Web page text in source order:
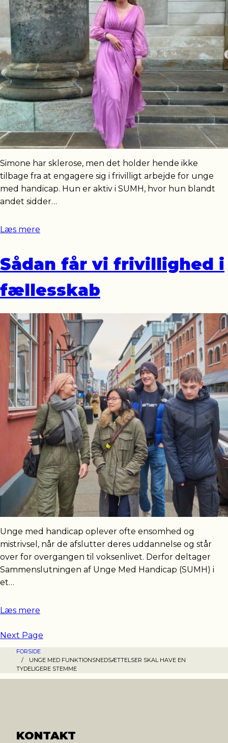
Simone har sklerose, men det holder hende ikke
tilbage fra at engagere sig i frivilligt arbejde for unge
med handicap. Hun er aktiv i SUMH, hvor hun blandt
andet sidder…
Læs mere
Sådan får vi frivillighed i
fællesskab
Unge med handicap oplever ofte ensomhed og
mistrivsel, når de afslutter deres uddannelse og står
over for overgangen til voksenlivet. Derfor deltager
Sammenslutningen af Unge Med Handicap (SUMH) i
et…
Læs mere
Next Page
FORSIDE
/
UNGE MED FUNKTIONSNEDSÆTTELSER SKAL HAVE EN
TYDELIGERE STEMME
KONTAKT